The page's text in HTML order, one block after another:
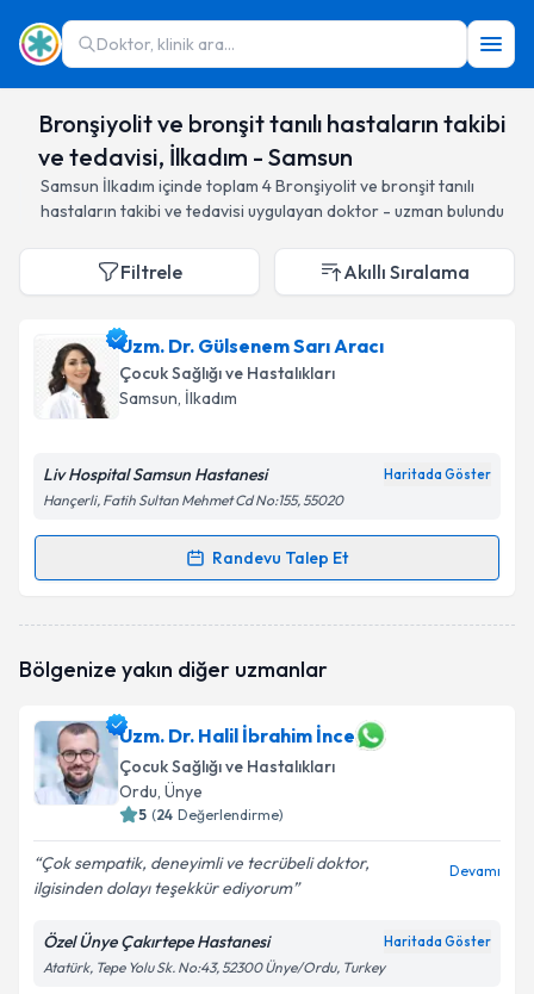
Doktor, klinik ara...
Bronşiyolit ve bronşit tanılı hastaların takibi
ve tedavisi, İlkadım - Samsun
Samsun İlkadım içinde toplam 4Bronşiyolit ve bronşit tanılı
hastaların takibi ve tedavisi uygulayan doktor - uzman bulundu
Filtrele Akıllı Sıralama
Uzm. Dr. Gülsenem Sarı Aracı
Çocuk Sağlığı ve Hastalıkları
Samsun, İlkadım
Liv Hospital Samsun Hastanesi Haritada Göster
Hançerli, Fatih Sultan Mehmet Cd No:155, 55020
Randevu Talep Et
Randevu Takvimi Talebi
talebi oluşturun. Size bu uzmandan randevu almanız
bilgilendireceğiz.
E-posta Adresiniz
Kişisel verilerimin işlenmesine ilişkin
kapsamda işlenmesini kabul ediyorum.
Bölgenize yakın diğer uzmanlar
Uzm. Dr. Halil İbrahim İnce
Çocuk Sağlığı ve Hastalıkları
Ordu, Ünye
5 (24 Değerlendirme)
Çok sempatik, deneyimli ve tecrübeli doktor,
ilgisinden dolayı teşekkür ediyorum
Devamı
Özel Ünye Çakırtepe Hastanesi Haritada Göster
Atatürk, Tepe Yolu Sk. No:43, 52300 Ünye/Ordu, Turkey